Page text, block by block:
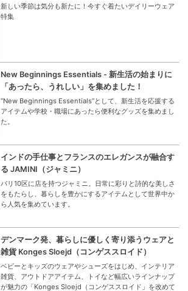
新しい季節は気分も新たに！今すぐ着たいデイリーウェア
特集
New Beginnings Essentials - 新生活の始まりに
「あったら、うれしい」を集めました！
“New Beginnings Essentials”として、新生活を応援する
アイテムや学校・職場にあったら便利なグッズを集めまし
た。
インドの手仕事とフランスのエレガンスが融合す
る JAMINI（ジャミニ）
パリ10区に店を持つジャミニ。日常に彩りと詩的な美しさ
をもたらし、暮らしを豊かにするアイテムとして世界中か
ら人気を集めています。
デンマーク発、暮らしに優しく寄り添うウェアと
雑貨 Konges Sloejd（コンゲススロイド）
ベビーとキッズのウェアやシューズをはじめ、インテリア
雑貨、アウトドアアイテム、トイなど幅広いラインナップ
が魅力の「Konges Sloejd（コンゲススロイド」を改めて